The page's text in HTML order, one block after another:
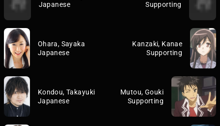
Japanese
Supporting
Ohara, Sayaka
Japanese
Kanzaki, Kanae
Supporting
Kondou, Takayuki
Japanese
Mutou, Gouki
Supporting